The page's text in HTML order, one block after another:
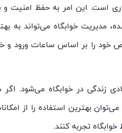
است. این امر به حفظ امنیت و
مدیریت خوابگاه می‌تواند به
خود را بر اساس ساعات ورود و
زندگی در خوابگاه می‌شود. اگر
بهترین استفاده را از
تجربه کنند.